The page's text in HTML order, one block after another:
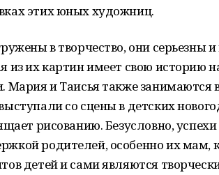
этих юных художниц.
в творчество, они серьезны
из их картин имеет свою историю
Мария и Таисья также занимаются
со сцены в детских
рисованию. Безусловно,
родителей, особенно их мам,
детей и сами являются